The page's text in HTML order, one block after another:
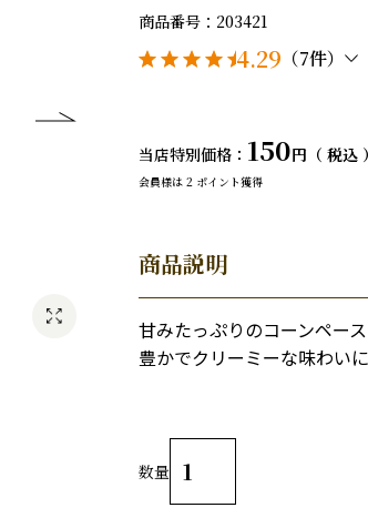
商品番号 203421
4.29 （7件）
当店特別価格 150 税込
会員様は 2 ポイント獲得
商品説明
甘みたっぷりのコーンペー
豊かでクリーミーな味わい